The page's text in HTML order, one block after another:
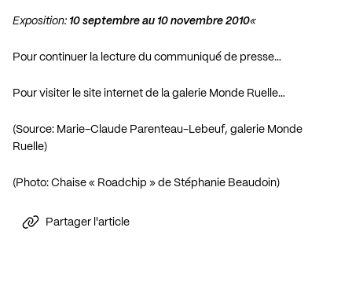
Exposition: 10 septembre au 10 novembre 2010«
Pour continuer la lecture du communiqué de presse…
Pour visiter le site internet de la galerie Monde Ruelle…
(Source: Marie-Claude Parenteau-Lebeuf, galerie Monde
Ruelle)
(Photo: Chaise « Roadchip » de Stéphanie Beaudoin)
Partager l'article